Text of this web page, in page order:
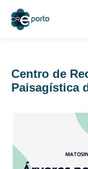
Centro de
Paisagística